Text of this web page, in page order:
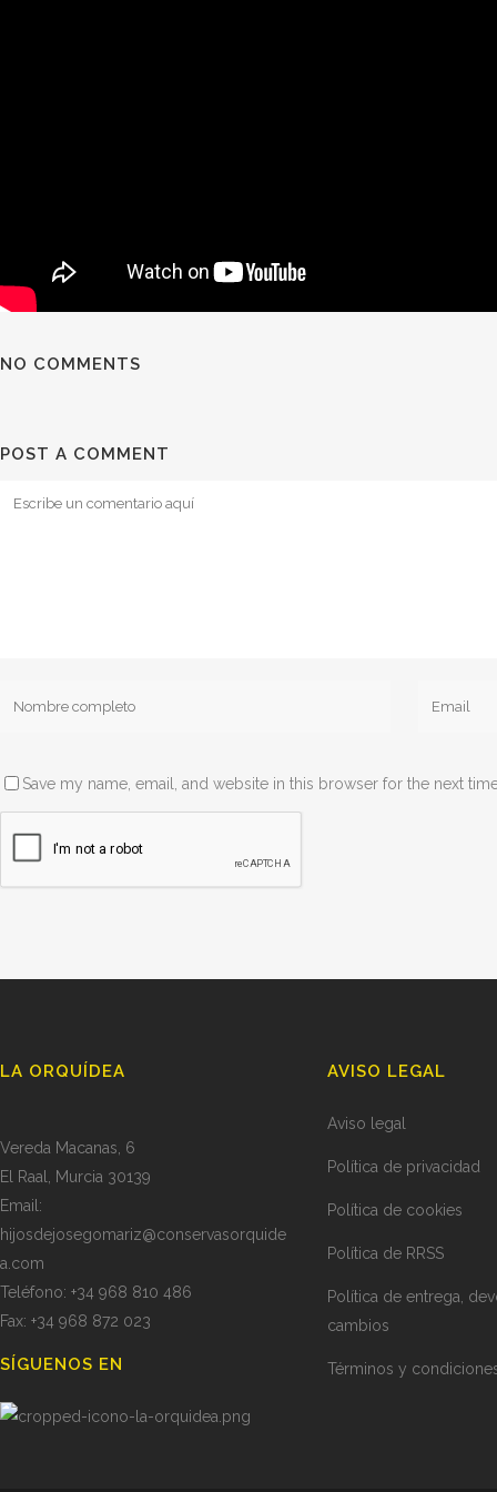
NO COMMENTS
POST A COMMENT
Save my name, email, and website in this browser for the next
LA ORQUÍDEA
Vereda Macanas, 6
El Raal, Murcia 30139
Email:
hijosdejosegomariz@conservasorquide
a.com
Teléfono: +34 968 810 486
Fax: +34 968 872 023
SÍGUENOS EN
AVISO LEGAL
Aviso legal
Política de privacidad
Política de cookies
Política de RRSS
Política de entrega,
cambios
Términos y